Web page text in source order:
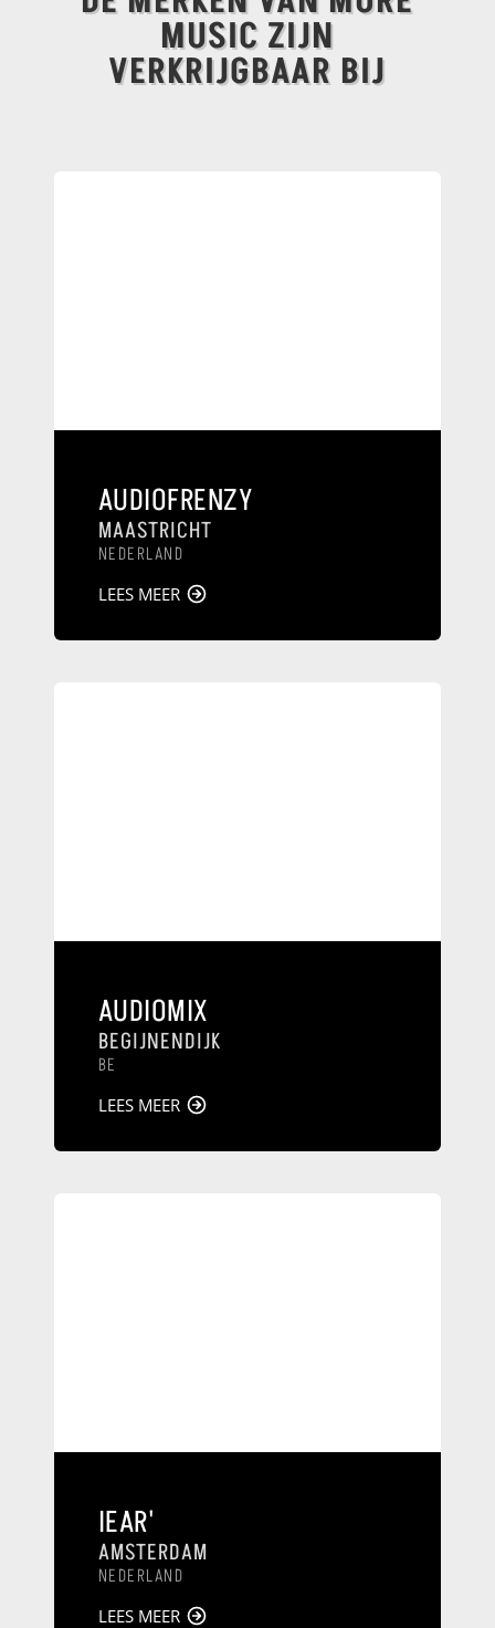
MUSIC ZIJN
VERKRIJGBAAR BIJ
AUDIOFRENZY
MAASTRICHT
NEDERLAND
LEES MEER
AUDIOMIX
BEGIJNENDIJK
BE
LEES MEER
IEAR'
AMSTERDAM
NEDERLAND
LEES MEER